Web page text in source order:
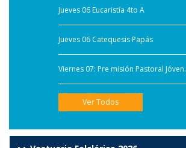
Jueves 06 Eucaristía 4to A
Jueves 06 Catequesis Papás
Viernes 07: Pre misión Pastoral Jóven.
Ver Todos